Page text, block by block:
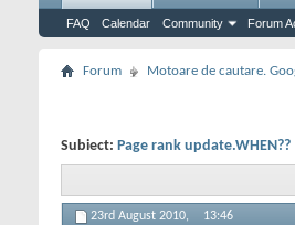
FAQ Calendar Community Forum
Forum Motoare de cautare.
Subiect: Page rank update.WHEN??
23rd August 2010, 13:46